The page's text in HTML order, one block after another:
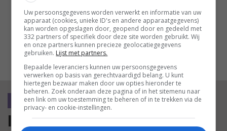
tragische gebeurtenis anders
verwerkt dan het lichaam
recensie
laatste recensies
Uw persoonsgegevens worden verwerkt en informatie van uw
apparaat (cookies, unieke ID's en andere apparaatgegevens)
kan worden opgeslagen door, geopend door en gedeeld met
332 partners of specifiek door deze site worden gebruikt. Wij
en onze partners kunnen precieze geolocatiegegevens
gebruiken. Lijst met partners.
Bepaalde leveranciers kunnen uw persoonsgegevens
verwerken op basis van gerechtvaardigd belang. U kunt
hiertegen bezwaar maken door uw opties hieronder te
beheren. Zoek onderaan deze pagina of in het sitemenu naar
een link om uw toestemming te beheren of in te trekken via de
privacy- en cookie-instellingen.